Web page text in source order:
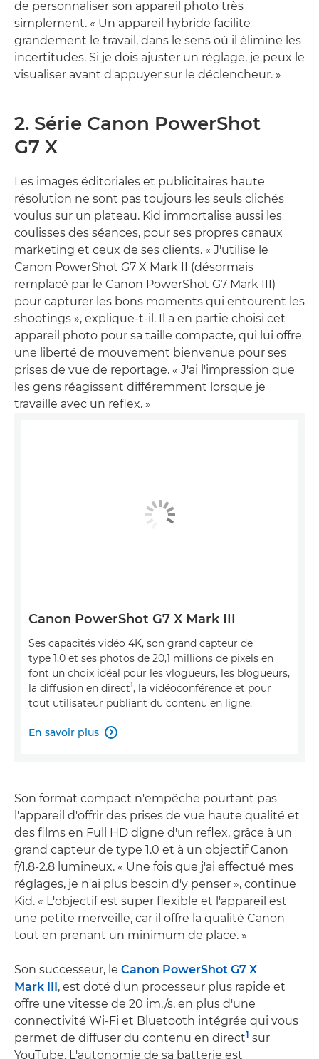
de personnaliser son appareil photo très
simplement. « Un appareil hybride facilite
grandement le travail, dans le sens où il élimine les
incertitudes. Si je dois ajuster un réglage, je peux le
visualiser avant d'appuyer sur le déclencheur. »
2. Série Canon PowerShot
G7 X
Les images éditoriales et publicitaires haute
résolution ne sont pas toujours les seuls clichés
voulus sur un plateau. Kid immortalise aussi les
coulisses des séances, pour ses propres canaux
marketing et ceux de ses clients. « J'utilise le
Canon PowerShot G7 X Mark II (désormais
remplacé par le Canon PowerShot G7 Mark III)
pour capturer les bons moments qui entourent les
shootings », explique-t-il. Il a en partie choisi cet
appareil photo pour sa taille compacte, qui lui offre
une liberté de mouvement bienvenue pour ses
prises de vue de reportage. « J'ai l'impression que
les gens réagissent différemment lorsque je
travaille avec un reflex. »
Canon PowerShot G7 X Mark III
Ses capacités vidéo 4K, son grand capteur de
type 1.0 et ses photos de 20,1 millions de pixels en
font un choix idéal pour les vlogueurs, les blogueurs,
la diffusion en direct1, la vidéoconférence et pour
tout utilisateur publiant du contenu en ligne.
En savoir plus 
Son format compact n'empêche pourtant pas
l'appareil d'offrir des prises de vue haute qualité et
des films en Full HD digne d'un reflex, grâce à un
grand capteur de type 1.0 et à un objectif Canon
f/1.8-2.8 lumineux. « Une fois que j'ai effectué mes
réglages, je n'ai plus besoin d'y penser », continue
Kid. « L'objectif est super flexible et l'appareil est
une petite merveille, car il offre la qualité Canon
tout en prenant un minimum de place. »
Son successeur, le Canon PowerShot G7 X
Mark III, est doté d'un processeur plus rapide et
offre une vitesse de 20 im./s, en plus d'une
connectivité Wi-Fi et Bluetooth intégrée qui vous
permet de diffuser du contenu en direct1 sur
YouTube. L'autonomie de sa batterie est